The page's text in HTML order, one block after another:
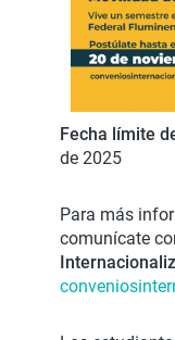
Fecha límite
de 2025
Para más
comunícate